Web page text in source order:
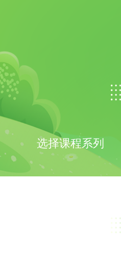
选择课程系列